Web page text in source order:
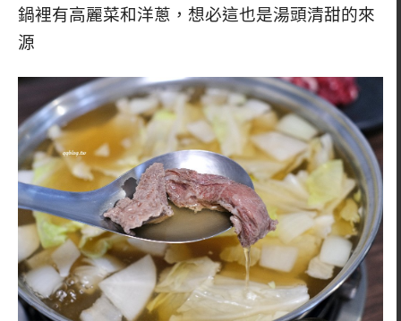
鍋裡有高麗菜和洋蔥，想必這也是湯頭清甜的來
源